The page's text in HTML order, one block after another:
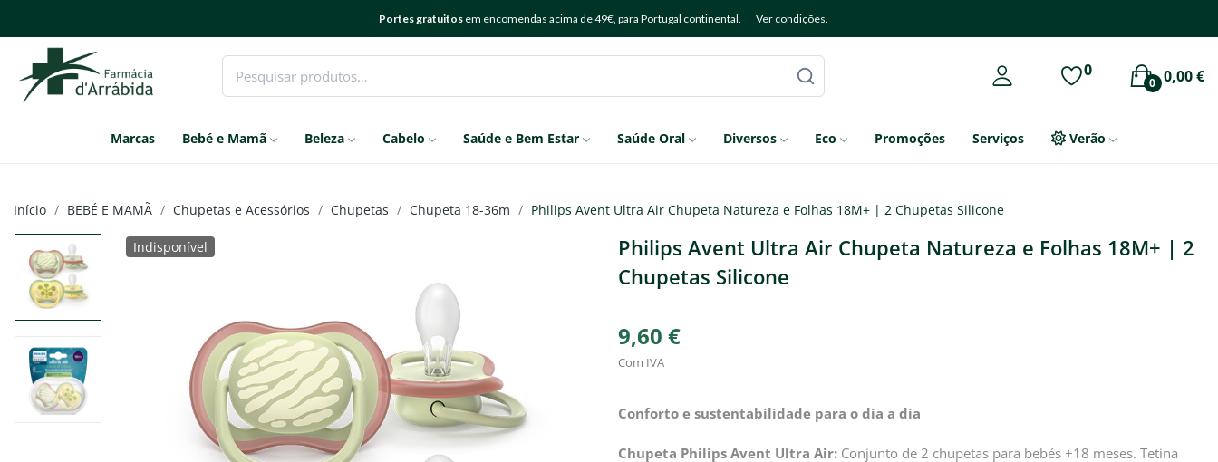
Portes gratuitos em encomendas acima de 49€, para Portugal continental. Ver condições.
0 0,00 €
0
Marcas Bebé e Mamã Beleza Cabelo Saúde e Bem Estar Saúde Oral Diversos Eco Promoções Serviços Verão
Início BEBÉ E MAMÃ Chupetas e Acessórios Chupetas Chupeta 18-36m Philips Avent Ultra Air Chupeta Natureza e Folhas 18M+ | 2 Chupetas Silicone
Indisponível
Philips Avent Ultra Air Chupeta Natureza e Folhas 18M+ | 2
Chupetas Silicone
9,60 €
Com IVA
Conforto e sustentabilidade para o dia a dia
Chupeta Philips Avent Ultra Air: Conjunto de 2 chupetas para bebés +18 meses. Tetina